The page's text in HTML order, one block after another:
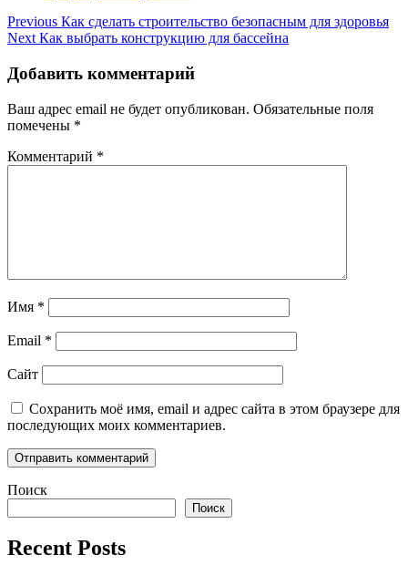
Post
navigation
Previous Как сделать строительство безопасным для здоровья
Next Как выбрать конструкцию для бассейна
Добавить комментарий
Ваш адрес email не будет опубликован. Обязательные поля
помечены *
Комментарий *
Имя *
Email *
Сайт
Сохранить моё имя, email и адрес сайта в этом браузере для
последующих моих комментариев.
Поиск
Поиск
Recent Posts